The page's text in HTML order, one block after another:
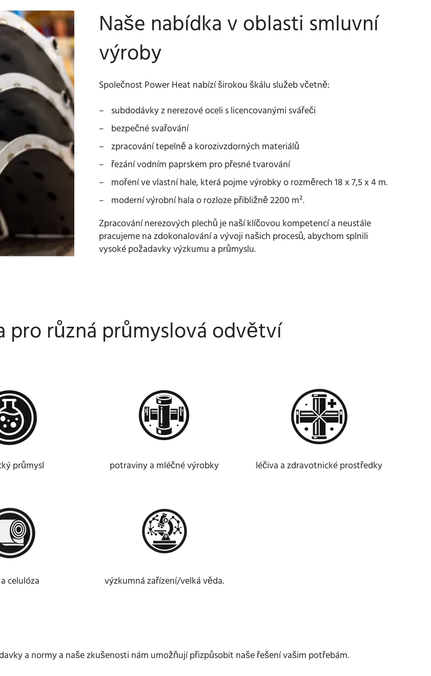
Naše nabídka v oblasti smluvní
výroby
Společnost Power Heat nabízí širokou škálu služeb včetně:
subdodávky z nerezové oceli s licencovanými svářeči
bezpečné svařování
zpracování tepelně a korozivzdorných materiálů
řezání vodním paprskem pro přesné tvarování
moření ve vlastní hale, která pojme výrobky o rozměrech 18 x 7,5 x 4 m.
moderní výrobní hala o rozloze přibližně 2200 m².
Zpracování nerezových plechů je naší klíčovou kompetencí a neustále
pracujeme na zdokonalování a vývoji našich procesů, abychom splnili
vysoké požadavky výzkumu a průmyslu.
pro různá průmyslová odvětví
průmysl potraviny a mléčné výrobky léčiva a zdravotnické prostředky
celulóza výzkumná zařízení/velká věda.
a normy a naše zkušenosti nám umožňují přizpůsobit naše řešení vašim potřebám.